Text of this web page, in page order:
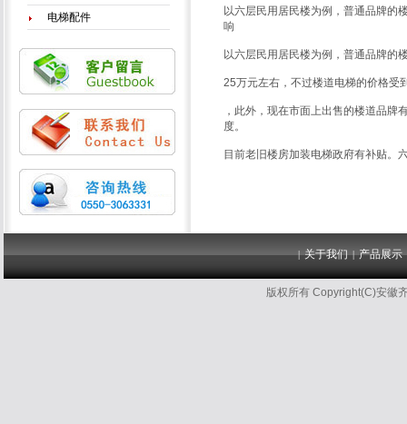
电梯配件
以六层民用居民楼为例，普通品牌的
响
以六层民用居民楼为例，普通品牌的
25万元左右，不过楼道电梯的价格受
，此外，现在市面上出售的楼道品
度。
目前老旧楼房加装电梯政府有补贴。
|关于我们 |产品展示
版权所有 Copyright(C)安